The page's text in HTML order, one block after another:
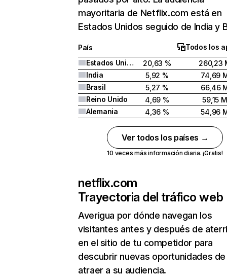
mayoritaria de Netflix.com está en
Estados Unidos seguido de India y
País
Todos los
Estados Unidos
20,63 %
260,23
India
5,92 %
74,69
Brasil
5,27 %
66,46
Reino Unido
4,69 %
59,15 M
Alemania
4,36 % 54,96
Ver todos los países →
10 veces más información diaria. ¡Gratis!
netflix.com
Trayectoria del tráfico web
Averigua por dónde navegan los
visitantes antes y después de
en el sitio de tu competidor para
descubrir nuevas oportunidades de
atraer a su audiencia.